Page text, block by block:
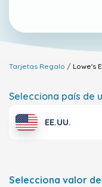
Tarjetas Regalo Lowe's
Selecciona país de
EE.UU.
Selecciona valor